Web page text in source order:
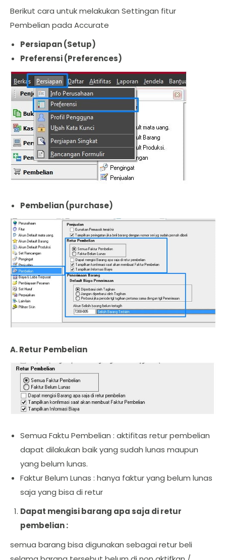
Berikut cara untuk melakukan Settingan fitur
Pembelian pada Accurate
Persiapan (Setup)
Preferensi (Preferences)
Pembelian (purchase)
A. Retur Pembelian
Semua Faktu Pembelian : aktifitas retur pembelian
dapat dilakukan baik yang sudah lunas maupun
yang belum lunas.
Faktur Belum Lunas : hanya faktur yang belum lunas
saja yang bisa di retur
Dapat mengisi barang apa saja di retur
pembelian :
semua barang bisa digunakan sebagai retur beli